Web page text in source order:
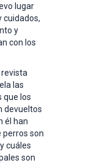
lugar
cuidados,
y
con los
las
que los
devueltos
él han
perros son
cuáles
son